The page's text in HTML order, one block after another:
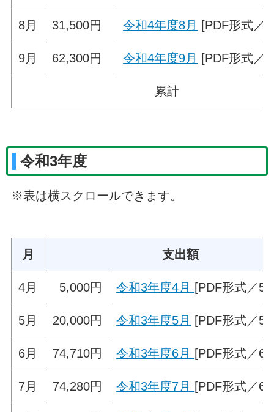
8月 31,500円 令和4年度8月 [PDF形式／
9月 62,300円 令和4年度9月 [PDF形式／
累計
令和3年度
※表は横スクロールできます。
月 支出額
4月 5,000円 令和3年度4月 [PDF形式／
5月 20,000円 令和3年度5月 [PDF形式／
6月 74,710円 令和3年度6月 [PDF形式／
7月 74,280円 令和3年度7月 [PDF形式／